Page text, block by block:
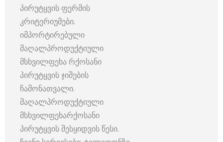
პირუტყვის ფერმის
კრიტერიუმები.
იმპორტირებული
მაღალპროდუქტიული
მსხვილფეხა რქოსანი
პირუტყვის ჯიშების
ჩამონათვალი.
მაღალპროდუქტიული
მსხვილფეხარქოსანი
პირუტყვის შესყიდვის წესი.